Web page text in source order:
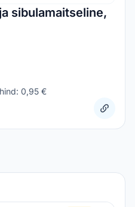
sibulamaitseline,
0,95 €